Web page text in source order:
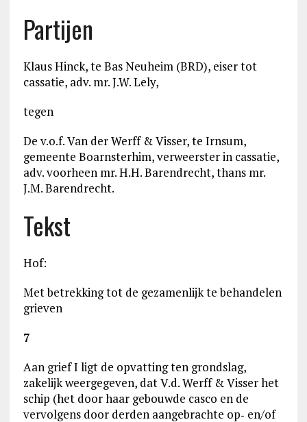
Partijen
Klaus Hinck, te Bas Neuheim (BRD), eiser tot
cassatie, adv. mr. J.W. Lely,
tegen
De v.o.f. Van der Werff & Visser, te Irnsum,
gemeente Boarnsterhim, verweerster in cassatie,
adv. voorheen mr. H.H. Barendrecht, thans mr.
J.M. Barendrecht.
Tekst
Hof:
Met betrekking tot de gezamenlijk te behandelen
grieven
7
Aan grief I ligt de opvatting ten grondslag,
zakelijk weergegeven, dat V.d. Werff & Visser het
schip (het door haar gebouwde casco en de
vervolgens door derden aangebrachte op‑ en/of